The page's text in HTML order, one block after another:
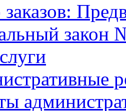
заказов:
закон